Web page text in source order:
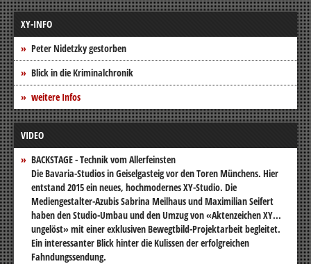
XY-INFO
Peter Nidetzky gestorben
Blick in die Kriminalchronik
weitere Infos
VIDEO
BACKSTAGE - Technik vom Allerfeinsten
Die Bavaria-Studios in Geiselgasteig vor den Toren Münchens. Hier
entstand 2015 ein neues, hochmodernes XY-Studio. Die
Mediengestalter-Azubis Sabrina Meilhaus und Maximilian Seifert
haben den Studio-Umbau und den Umzug von «Aktenzeichen XY...
ungelöst» mit einer exklusiven Bewegtbild-Projektarbeit begleitet.
Ein interessanter Blick hinter die Kulissen der erfolgreichen
Fahndungssendung.